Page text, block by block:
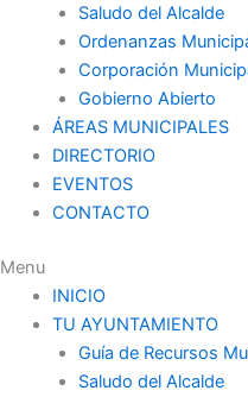
Saludo del Alcalde
Ordenanzas
Corporación
Gobierno Abierto
ÁREAS MUNICIPALES
DIRECTORIO
EVENTOS
CONTACTO
Menu
INICIO
TU AYUNTAMIENTO
Guía de Recursos
Saludo del Alcalde